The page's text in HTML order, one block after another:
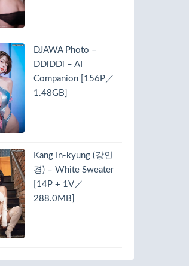
DJAWA Photo –
DDiDDi – AI
Companion [156P／
1.48GB]
Kang In-kyung (강인
경) – White Sweater
[14P + 1V／
288.0MB]